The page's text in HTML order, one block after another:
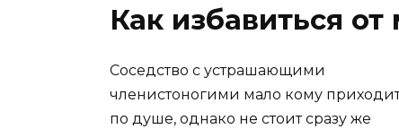
Как избавиться от
Соседство с устрашающими
членистоногими мало кому
по душе, однако не стоит сразу же